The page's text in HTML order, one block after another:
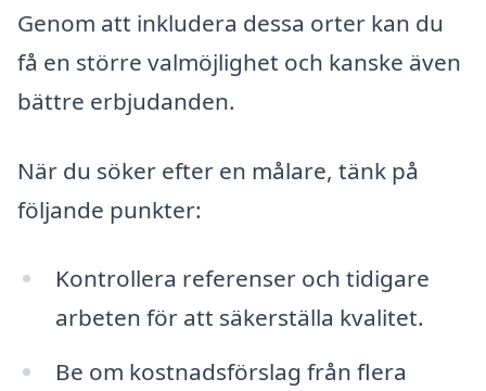
Genom att inkludera dessa orter kan du
få en större valmöjlighet och kanske även
bättre erbjudanden.
När du söker efter en målare, tänk på
följande punkter:
Kontrollera referenser och tidigare
arbeten för att säkerställa kvalitet.
Be om kostnadsförslag från flera